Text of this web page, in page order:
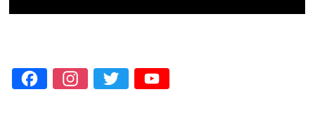
Facebook
Instagram
Twitter